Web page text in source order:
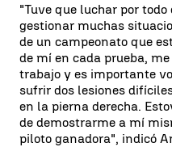
"Tuve que luchar por
gestionar muchas
de un campeonato que
de mí en cada prueba,
trabajo y es importante
sufrir dos lesiones
en la pierna derecha.
de demostrarme a mí
piloto ganadora", indicó